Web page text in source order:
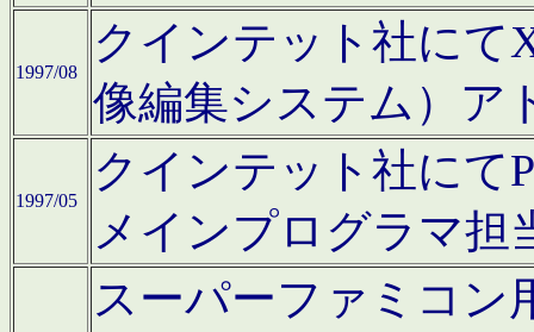
1997/08
クインテット社にて
像編集システム）ア
1997/05
クインテット社にて
メインプログラマ担
スーパーファミコン